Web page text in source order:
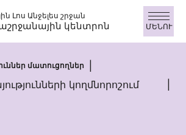
Լոս Անջելես շրջան
կենտրոն ՄԵՆՈՒ
մատուցողներ
կողմնորոշում